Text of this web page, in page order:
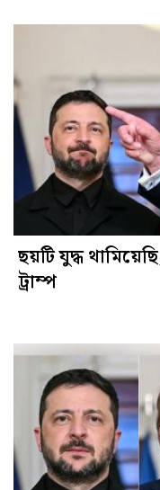
ছয়টি যুদ্ধ
ট্রাম্প